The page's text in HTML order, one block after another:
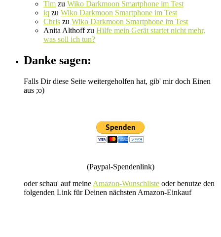
Tim zu Wiko Darkmoon Smartphone im Test
iq zu Wiko Darkmoon Smartphone im Test
Chris zu Wiko Darkmoon Smartphone im Test
Anita Althoffzu Hilfe mein Gerät startet nicht mehr,
was soll ich tun?
Danke sagen:
Falls Dir diese Seite weitergeholfen hat, gib' mir doch Einen
aus ;o)
(Paypal-Spendenlink)
oder schau' auf meine Amazon-Wunschliste oder benutze den
folgenden Link für Deinen nächsten Amazon-Einkauf